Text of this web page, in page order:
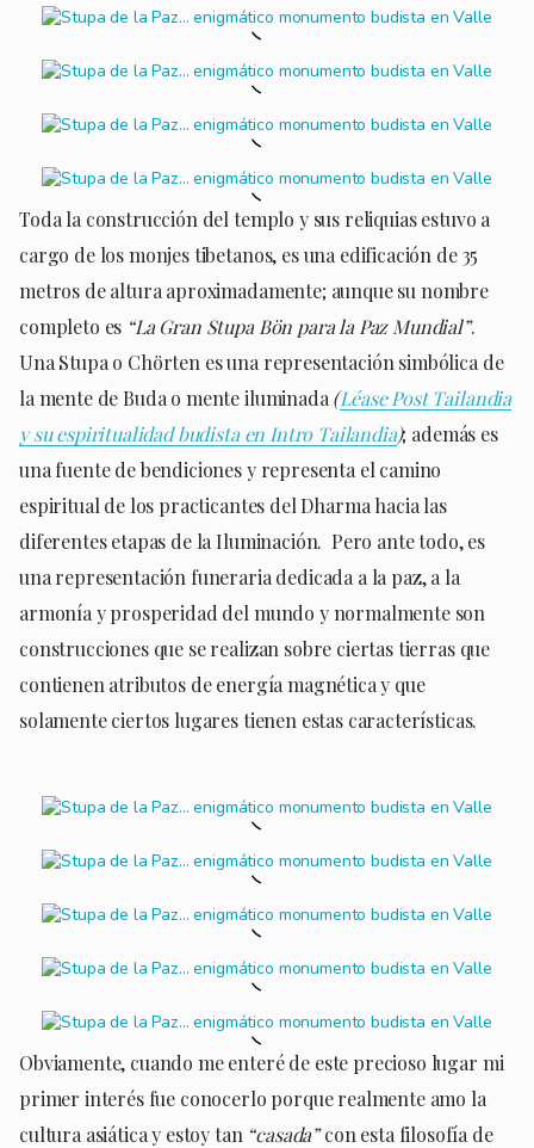
Toda la construcción del templo y sus reliquias estuvo a
cargo de los monjes tibetanos, es una edificación de 35
metros de altura aproximadamente; aunque su nombre
completo es “La Gran Stupa Bön para la Paz Mundial”.
Una Stupa o Chörten es una representación simbólica de
la mente de Buda o mente iluminada (Léase Post Tailandia
y su espiritualidad budista en Intro Tailandia); además es
una fuente de bendiciones y representa el camino
espiritual de los practicantes del Dharma hacia las
diferentes etapas de la Iluminación. Pero ante todo, es
una representación funeraria dedicada a la paz, a la
armonía y prosperidad del mundo y normalmente son
construcciones que se realizan sobre ciertas tierras que
contienen atributos de energía magnética y que
solamente ciertos lugares tienen estas características.
Obviamente, cuando me enteré de este precioso lugar mi
primer interés fue conocerlo porque realmente amo la
cultura asiática y estoy tan “casada”con esta filosofía de